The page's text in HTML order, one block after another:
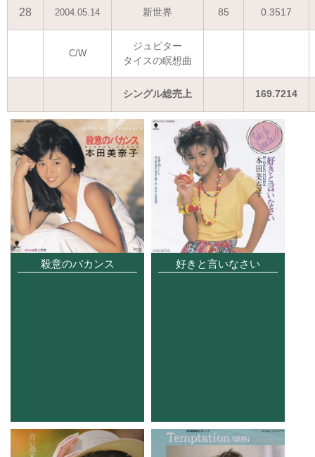
28 2004.05.14 新世界 85 0.3517
C/W
ジュピター
タイスの瞑想曲
シングル総売上 169.7214
殺意のバカンス 好きと言いなさい